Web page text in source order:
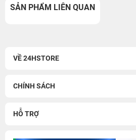
SẢN PHẨM LIÊN QUAN
VỀ 24HSTORE
CHÍNH SÁCH
HỖ TRỢ